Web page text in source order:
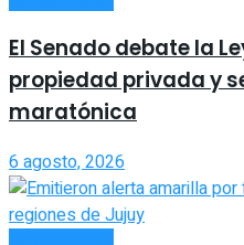
El Senado debate la
propiedad privada y
maratónica
6 agosto, 2026